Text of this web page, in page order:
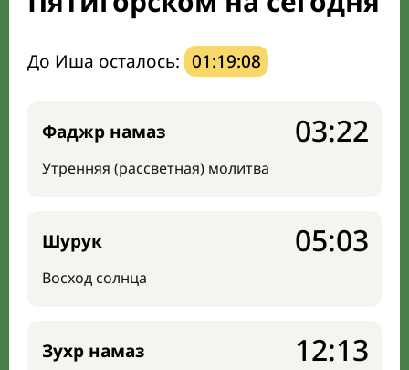
До Иша осталось: 01:19:07
Фаджр намаз
Утренняя (рассветная) молитва
03:22
Шурук
Восход солнца
05:03
Зухр намаз 12:13